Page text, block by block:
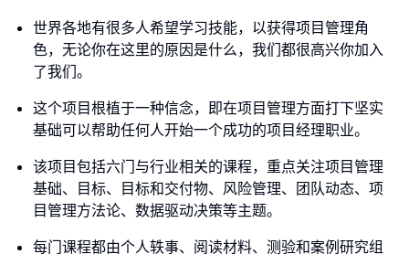
世界各地有很多人希望学习技能，以获得项目管理角
色，无论你在这里的原因是什么，我们都很高兴你加入
了我们。
这个项目根植于一种信念，即在项目管理方面打下坚实
基础可以帮助任何人开始一个成功的项目经理职业。
该项目包括六门与行业相关的课程，重点关注项目管理
基础、目标、目标和交付物、风险管理、团队动态、项
目管理方法论、数据驱动决策等主题。
每门课程都由个人轶事、阅读材料、测验和案例研究组